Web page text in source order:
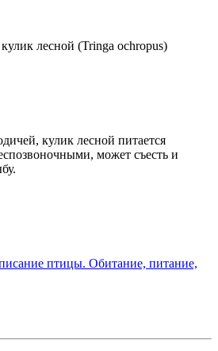
кулик лесной питается
может съесть и